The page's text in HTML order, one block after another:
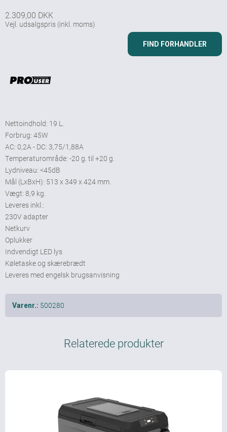
2.309,00 DKK
Vejl. udsalgspris (inkl. moms)
FIND FORHANDLER
Nettoindhold: 19 L.
Forbrug: 45W
AC: 0,2A - DC: 3,75/1,88A
Temperaturområde: -20 g. til +20 g.
Lydniveau: <45dB
Mål (LxBxH): 513 x 349 x 424 mm.
Vægt: 8,9 kg.
Leveres inkl.:
230V adapter
Netkurv
Oplukker
Indvendigt LED lys
Køletaske og skærebrædt
Leveres med engelsk brugsanvisning
Varenr.: 500280
Relaterede produkter